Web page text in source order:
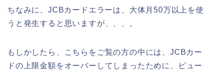
ちなみに、JCBカードエラーは、大体月50万以上を使
うと発生すると思いますが、、、。
もしかしたら、こちらをご覧の方の中には、JCBカー
ドの上限金額をオーバーしてしまったために、ピュー